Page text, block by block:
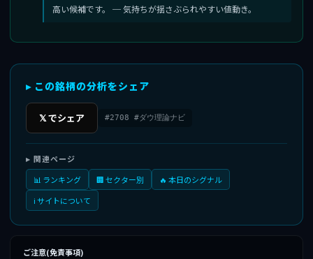
高い候補です。 ─ 気持ちが揺さぶられやすい値動き。
▸ この銘柄の分析をシェア
𝕏 でシェア #2708 #ダウ理論ナビ
▸ 関連ページ
📊 ランキング
🏢 セクター別
🔥 本日のシグナル
ℹ️ サイトについて
ご注意(免責事項)